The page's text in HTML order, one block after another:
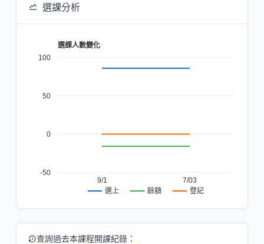
選課分析
選課人數變化
選上 餘額 登記
9/1 7/03
-50
0
50
100
查詢過去本課程開課紀錄：